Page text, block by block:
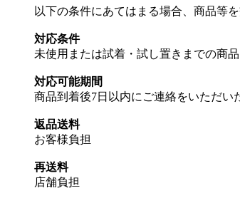
以下の条件にあてはまる場合、商品等を
対応条件
未使用または試着・試し置きまでの商
対応可能期間
商品到着後7日以内にご連絡をいただい
返品送料
お客様負担
再送料
店舗負担